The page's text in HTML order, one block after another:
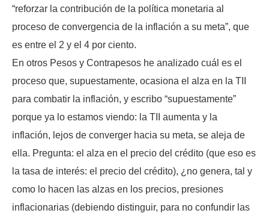
“reforzar la contribución de la política monetaria al
proceso de convergencia de la inflación a su meta”, que
es entre el 2 y el 4 por ciento.
En otros Pesos y Contrapesos he analizado cuál es el
proceso que, supuestamente, ocasiona el alza en la TII
para combatir la inflación, y escribo “supuestamente”
porque ya lo estamos viendo: la TII aumenta y la
inflación, lejos de converger hacia su meta, se aleja de
ella. Pregunta: el alza en el precio del crédito (que eso es
la tasa de interés: el precio del crédito), ¿no genera, tal y
como lo hacen las alzas en los precios, presiones
inflacionarias (debiendo distinguir, para no confundir las